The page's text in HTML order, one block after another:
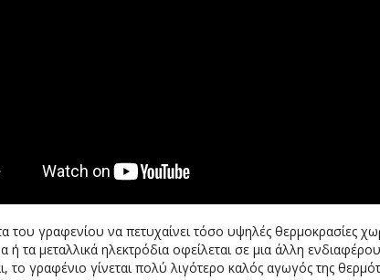
του γραφενίου να πετυχαίνει τόσο υψηλές θερμοκρασίες
τα μεταλλικά ηλεκτρόδια οφείλεται σε μια άλλη
το γραφένιο γίνεται πολύ λιγότερο καλός αγωγός της